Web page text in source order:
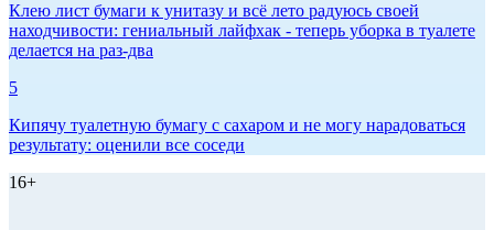
Клею лист бумаги к унитазу и всё лето радуюсь своей
находчивости: гениальный лайфхак - теперь уборка в туалете
делается на раз-два
5
Кипячу туалетную бумагу с сахаром и не могу нарадоваться
результату: оценили все соседи
16+